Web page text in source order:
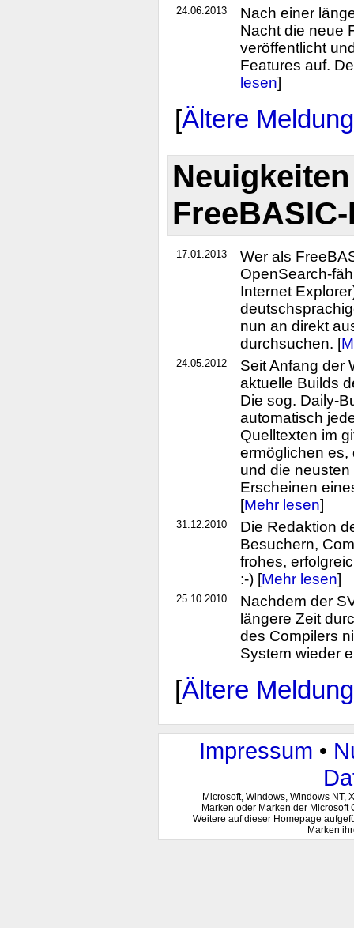
24.06.2013
Nach einer
Nacht die neue
veröffentlicht
Features auf.
lesen]
[Ältere
17.01.2013
Wer als
OpenSearch-
Internet
nun an direkt
durchsuchen. [
24.05.2012
Seit Anfang der
aktuelle Builds
Die sog. Daily-
automatisch
Quelltexten im
ermöglichen es,
und die
Erscheinen
[Mehr lesen]
31.12.2010
Die Redaktion
Besuchern,
frohes,
:-) [Mehr lesen]
25.10.2010
Nachdem der
längere Zeit
des Compilers
System wieder
[Ältere
Impressum •
Microsoft, Windows, Windows NT,
Marken oder Marken der
Weitere auf dieser Homepage
Marken